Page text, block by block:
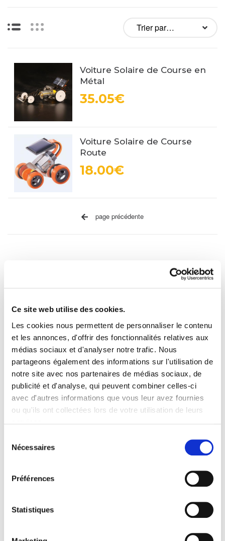
Ce site web utilise des cookies.
Les cookies nous permettent de personnaliser le contenu
et les annonces, d'offrir des fonctionnalités relatives aux
médias sociaux et d'analyser notre trafic. Nous
partageons également des informations sur l'utilisation de
notre site avec nos partenaires de médias sociaux, de
publicité et d'analyse, qui peuvent combiner celles-ci
avec d'autres informations que vous leur avez fournies
ou qu'ils ont collectées lors de votre utilisation de leurs
Nécessaires
Préférences
Statistiques
Liste
Voiture Solaire de Course en
Métal
35.05€
Voiture Solaire de Course
Route
18.00€
page précédente
Eclairage Solaire
Décoration Solaire
Fontaines & Jardin Solaire
Solaire Nomade
Jeux Solaires
Eclairage LED
Panneau Kit Solaire
Objets solaires
Borne Solaire Puissante Miami